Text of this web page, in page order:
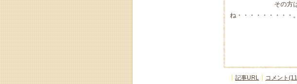
その方は忘れ
ね・・・・・・・・・。
by ボ
記事URL コメント